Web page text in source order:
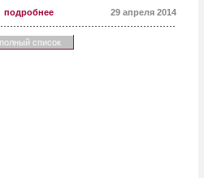
подробнее 29 апреля 2014
полный список